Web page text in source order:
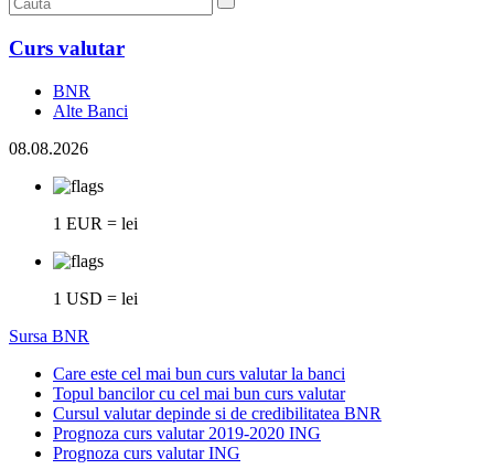
Curs valutar
BNR
Alte Banci
08.08.2026
1 EUR = lei
1 USD = lei
Sursa BNR
Care este cel mai bun curs valutar la banci
Topul bancilor cu cel mai bun curs valutar
Cursul valutar depinde si de credibilitatea BNR
Prognoza curs valutar 2019-2020 ING
Prognoza curs valutar ING